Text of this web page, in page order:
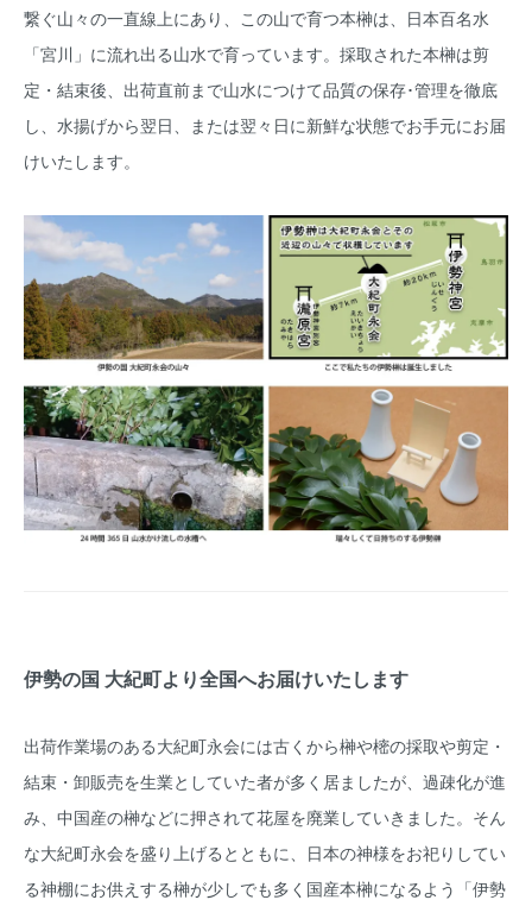
繋ぐ山々の一直線上にあり、この山で育つ本榊は、日本百名水
「宮川」に流れ出る山水で育っています。採取された本榊は剪
定・結束後、出荷直前まで山水につけて品質の保存･管理を徹底
し、水揚げから翌日、または翌々日に新鮮な状態でお手元にお届
けいたします。
伊勢の国 大紀町より全国へお届けいたします
出荷作業場のある大紀町永会には古くから榊や樒の採取や剪定・
結束・卸販売を生業としていた者が多く居ましたが、過疎化が進
み、中国産の榊などに押されて花屋を廃業していきました。そん
な大紀町永会を盛り上げるとともに、日本の神様をお祀りしてい
る神棚にお供えする榊が少しでも多く国産本榊になるよう「伊勢